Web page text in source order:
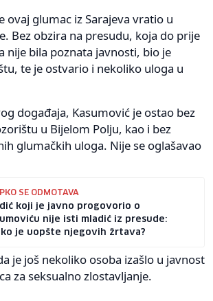
ovaj glumac iz Sarajeva vratio u
Bez obzira na presudu, koja do prije
nije bila poznata javnosti, bio je
te je ostvario i nekoliko uloga u
događaja, Kasumović je ostao bez
u Bijelom Polju, kao i bez
glumačkih uloga. Nije se oglašavao
SE ODMOTAVA
koji je javno progovorio o
nije isti mladić iz presude:
je uopšte njegovih žrtava?
je još nekoliko osoba izašlo u javnost
za seksualno zlostavljanje.